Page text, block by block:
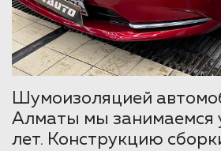
Шумоизоляцией
Алматы мы занимаемся
лет. Конструкцию